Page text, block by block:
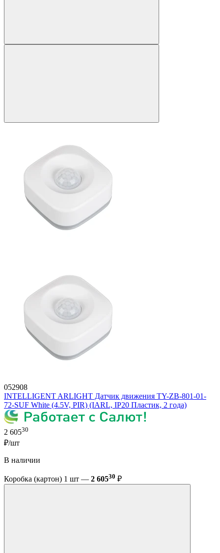
052908
INTELLIGENT ARLIGHT Датчик движения TY-ZB-801-01-
72-SUF White (4.5V, PIR) (IARL, IP20 Пластик, 2 года)
2 60530
₽/шт
В наличии
Коробка (картон) 1 шт — 2 60530 ₽